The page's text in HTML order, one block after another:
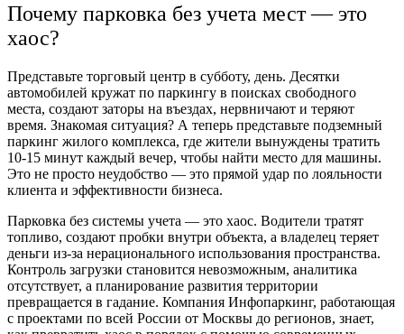
Почему парковка без учета мест — это
хаос?
Представьте торговый центр в субботу, день. Десятки
автомобилей кружат по паркингу в поисках свободного
места, создают заторы на въездах, нервничают и теряют
время. Знакомая ситуация? А теперь представьте подземный
паркинг жилого комплекса, где жители вынуждены тратить
10-15 минут каждый вечер, чтобы найти место для машины.
Это не просто неудобство — это прямой удар по лояльности
клиента и эффективности бизнеса.
Парковка без системы учета — это хаос. Водители тратят
топливо, создают пробки внутри объекта, а владелец теряет
деньги из-за нерационального использования пространства.
Контроль загрузки становится невозможным, аналитика
отсутствует, а планирование развития территории
превращается в гадание. Компания Инфопаркинг, работающая
с проектами по всей России от Москвы до регионов, знает,